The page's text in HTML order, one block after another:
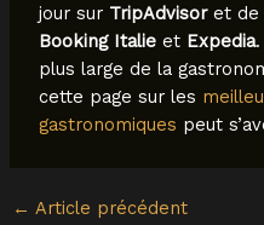
jour sur TripAdvisoret de
Booking Italieet Expedia
plus large de la
cette page sur les
gastronomiques peut
← Article précédent